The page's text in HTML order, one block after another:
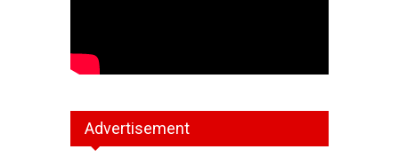
Advertisement